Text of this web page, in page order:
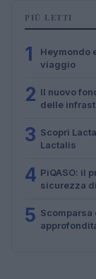
PIÙ LETTI
1
Heymondo
viaggio
2 Il nuovo
delle
3 Scopri
Lactalis
4 PiQASO: il
sicurezza
5 Scomparsa